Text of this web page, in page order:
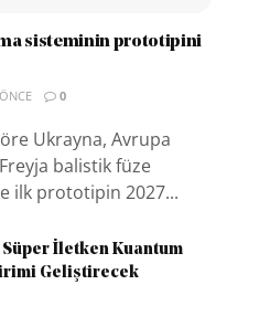
sisteminin prototipini
0
Ukrayna, Avrupa
balistik füze
ilk prototipin 2027...
Süper İletken Kuantum
Geliştirecek